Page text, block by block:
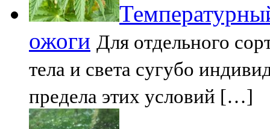
ожоги Для отдельного
тела и света сугубо
предела этих условий […]